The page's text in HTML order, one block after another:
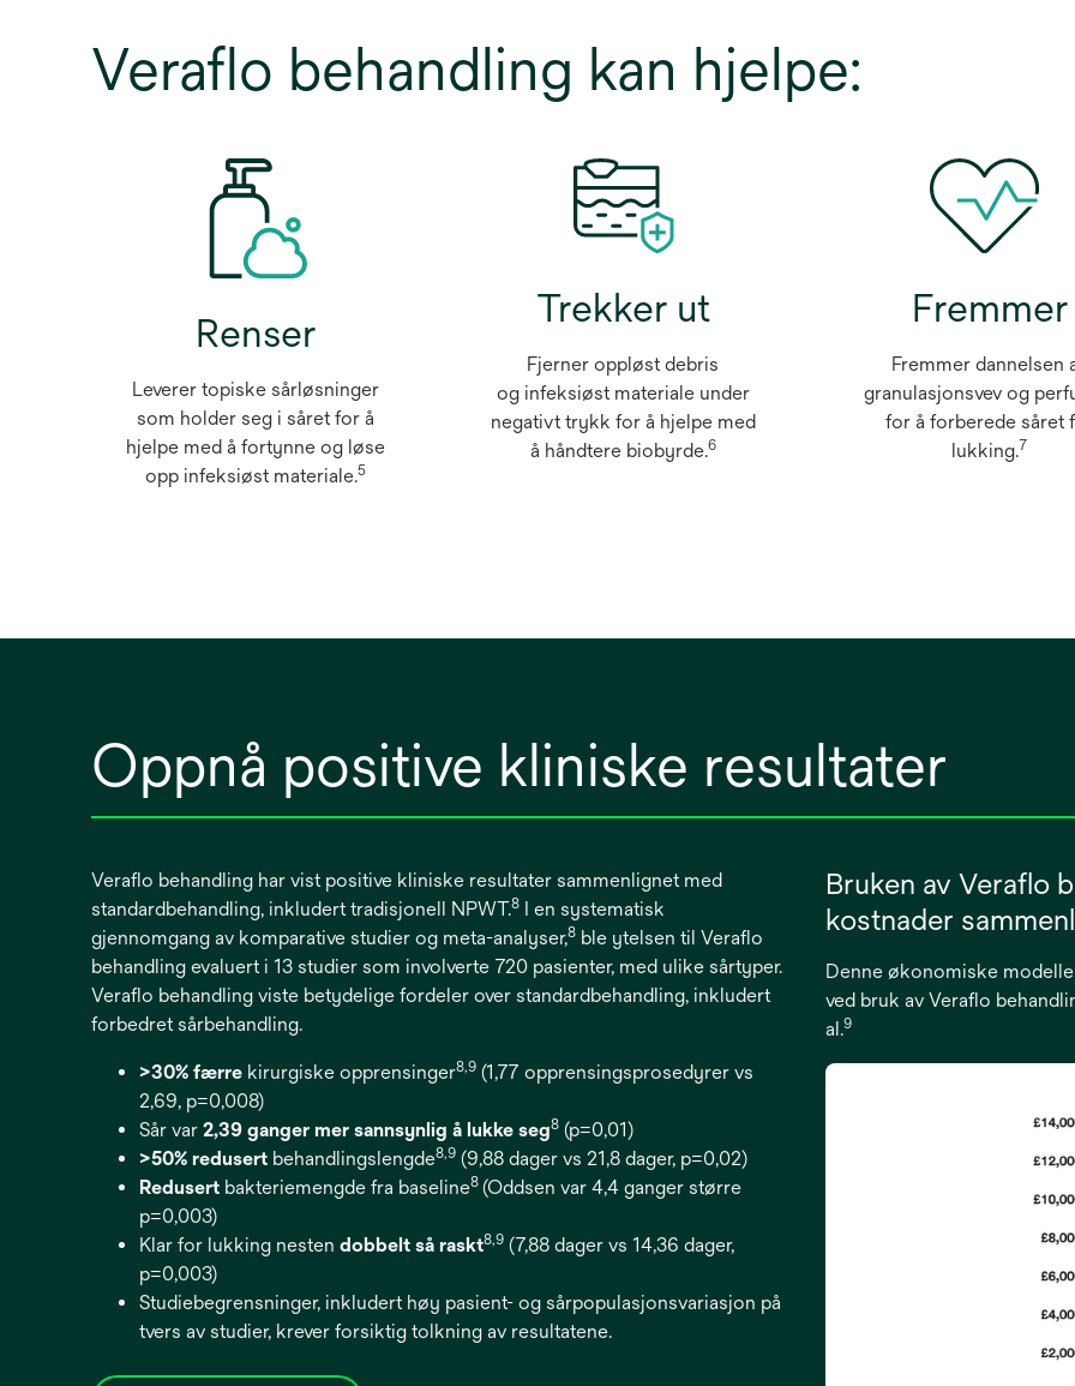
Veraflo behandling kan hjelpe:
Renser
Leverer topiske sårløsninger
som holder seg i såret for å
hjelpe med å fortynne og løse
opp infeksiøst materiale.5
Trekker ut
Fjerner oppløst debris
og infeksiøst materiale under
negativt trykk for å hjelpe med
å håndtere biobyrde.6
Fremmer
Fremmer dannelsen
granulasjonsvev og
for å forberede såret
lukking.7
Oppnå positive kliniske resultater
Veraflo behandling har vist positive kliniske resultater sammenlignet med
standardbehandling, inkludert tradisjonell NPWT.8 I en systematisk
gjennomgang av komparative studier og meta-analyser,8 ble ytelsen til Veraflo
behandling evaluert i 13 studier som involverte 720 pasienter, med ulike sårtyper.
Veraflo behandling viste betydelige fordeler over standardbehandling, inkludert
forbedret sårbehandling.
>30% færre kirurgiske opprensinger8,9 (1,77 opprensingsprosedyrer vs
2,69, p=0,008)
Sår var 2,39 ganger mer sannsynlig å lukke seg8 (p=0,01)
>50% redusert behandlingslengde8,9 (9,88 dager vs 21,8 dager, p=0,02)
Redusert bakteriemengde fra baseline8 (Oddsen var 4,4 ganger større
p=0,003)
Klar for lukking nesten dobbelt så raskt8,9 (7,88 dager vs 14,36 dager,
p=0,003)
Studiebegrensninger, inkludert høy pasient- og sårpopulasjonsvariasjon på
tvers av studier, krever forsiktig tolkning av resultatene.
Bruken av Veraflo
kostnader
Denne økonomiske
ved bruk av Veraflo
al.9